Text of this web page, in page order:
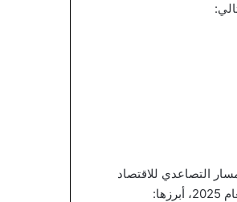
التصاعدي للاقتصاد